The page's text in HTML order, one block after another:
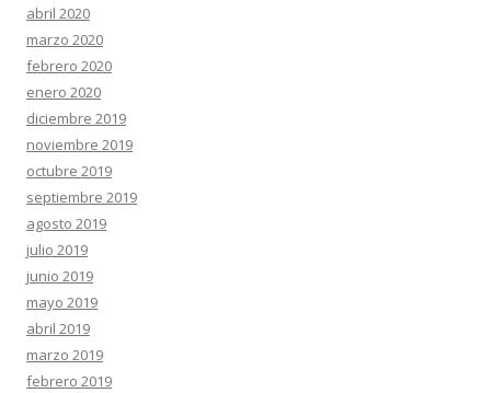
abril 2020
marzo 2020
febrero 2020
enero 2020
diciembre 2019
noviembre 2019
octubre 2019
septiembre 2019
agosto 2019
julio 2019
junio 2019
mayo 2019
abril 2019
marzo 2019
febrero 2019